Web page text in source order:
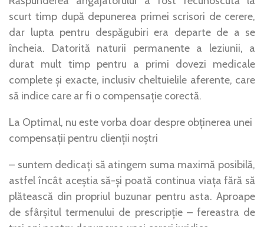
scurt timp după depunerea primei scrisori de cerere,
dar lupta pentru despăgubiri era departe de a se
încheia. Datorită naturii permanente a leziunii, a
durat mult timp pentru a primi dovezi medicale
complete și exacte, inclusiv cheltuielile aferente, care
să indice care ar fi o compensație corectă.
La Optimal, nu este vorba doar despre obținerea unei
compensații pentru clienții noștri
– suntem dedicați să atingem suma maximă posibilă,
astfel încât aceștia să-și poată continua viața fără să
plătească din propriul buzunar pentru asta. Aproape
de sfârșitul termenului de prescripție – fereastra de